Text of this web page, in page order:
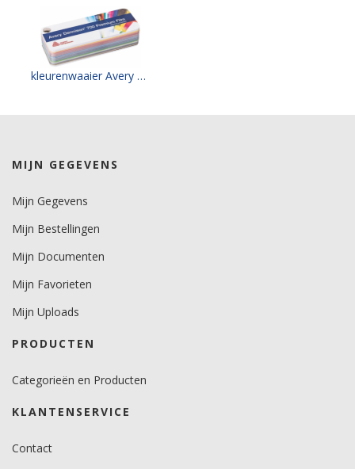
Temperatuurbereik (°C)
-40 tot +90.
Levensduurverwachting
Brandveiligheidscertificaat
kleurenwaaier Avery PF700 serie
MIJN GEGEVENS
Mijn Gegevens
Mijn Bestellingen
Mijn Documenten
Mijn Favorieten
Mijn Uploads
PRODUCTEN
Categorieën en Producten
KLANTENSERVICE
Contact